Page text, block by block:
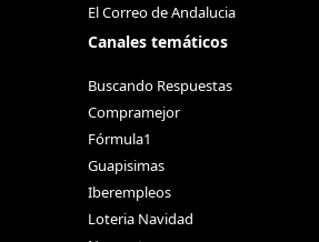
El Correo de Andalucia
Canales temáticos
Buscando Respuestas
Compramejor
Fórmula1
Guapisimas
Iberempleos
Loteria Navidad